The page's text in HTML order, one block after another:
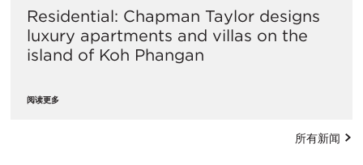
Residential: Chapman Taylor designs
luxury apartments and villas on the
island of Koh Phangan
阅读更多
所有新闻